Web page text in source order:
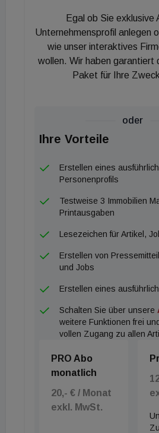
Befragten führten an, dass die
nachhaltige Gebäude um 11
gestiegen seien. Die
führt zu geringerem und
mehr als einem Drittel (38
von Deepki: „Nachhaltige
nachweislich gut für die
auch die Rendite. Gewerbliche
die ihre ESG-Bilanz
ihre Net-Zero-Ziele zu erreichen
Performance für Investoren zu
größerer Wahrscheinlichkeit
Head of DACH bei Deepki,
Nachhaltigkeit hat
es zeigt sich, dass dies kein
aller Zukunft. Auch und gerade
Immobilienbranche wächst die
ESG-Anforderungen nicht nur
sind, sondern auch einen
Egal ob Sie exklusive
Unternehmensprofil anlegen
wie unser interaktives
wollen. Wir haben garantiert
Paket für Ihre
oder
Ihre Vorteile
Erstellen eines
Personenprofils
Testweise 3 Immobilien
Printausgaben
Lesezeichen für Artikel,
Erstellen von
und Jobs
Erstellen eines
Schalten Sie über unsere
weitere Funktionen frei
vollen Zugang zu allen
PRO Abo
monatlich
20,- € / Monat
exkl. MwSt.